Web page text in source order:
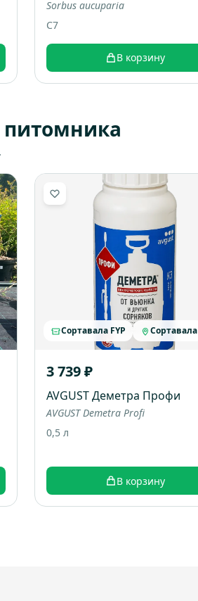
Sorbus aucuparia
C7
В корзину
питомника
Сортавала FYP Сортавала
3 739 ₽
AVGUST Деметра Профи
AVGUST Demetra Profi
0,5 л
В корзину